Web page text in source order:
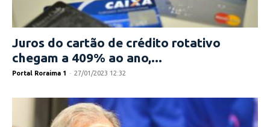
Juros do cartão de crédito rotativo
chegam a 409% ao ano,...
Portal Roraima 1 - 27/01/2023 12:32